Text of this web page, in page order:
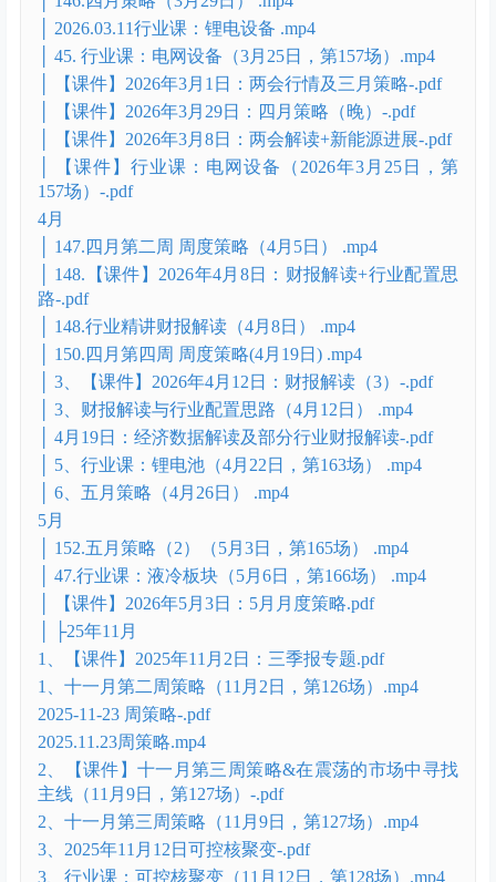
│ 春季跨年行情2月23日第150场.mp4
3月
│ 142.3月策略（3月1日，第152场） .mp4
│ 143.会议解读（3月8日，第153场） .mp4
│ 144.三月第三周 周度策略（3月15日，第155场）
.mp4
│ 145.三月第四周 周度策略（3月22日） .mp4
│ 146.四月策略（3月29日） .mp4
│ 2026.03.11行业课：锂电设备 .mp4
│ 45. 行业课：电网设备（3月25日，第157场）.mp4
│ 【课件】2026年3月1日：两会行情及三月策略-.pdf
│ 【课件】2026年3月29日：四月策略（晚）-.pdf
│ 【课件】2026年3月8日：两会解读+新能源进展-.pdf
│ 【课件】行业课：电网设备（2026年3月25日，第
157场）-.pdf
4月
│ 147.四月第二周 周度策略（4月5日） .mp4
│ 148.【课件】2026年4月8日：财报解读+行业配置思
路-.pdf
│ 148.行业精讲财报解读（4月8日） .mp4
│ 150.四月第四周 周度策略(4月19日) .mp4
│ 3、【课件】2026年4月12日：财报解读（3）-.pdf
│ 3、财报解读与行业配置思路（4月12日） .mp4
│ 4月19日：经济数据解读及部分行业财报解读-.pdf
│ 5、行业课：锂电池（4月22日，第163场） .mp4
│ 6、五月策略（4月26日） .mp4
5月
│ 152.五月策略（2）（5月3日，第165场） .mp4
│ 47.行业课：液冷板块（5月6日，第166场） .mp4
│ 【课件】2026年5月3日：5月月度策略.pdf
│ ├25年11月
1、【课件】2025年11月2日：三季报专题.pdf